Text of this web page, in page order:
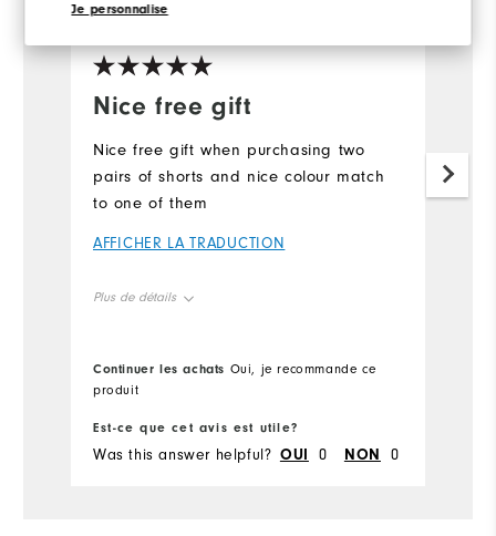
Je personnalise
Nice free gift
Acheteur Vérifié
Nice free gift when purchasing two
pairs of shorts and nice colour match
to one of them
AFFICHER LA TRADUCTION
Plus de détails
Runs Small
Continuer les achats Oui, je recommande ce
produit
Est-ce que cet avis est utile?
Was this answer helpful? OUI 0 NON 0